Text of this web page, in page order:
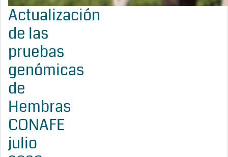
Actualización
de las
pruebas
genómicas
de
Hembras
CONAFE
julio